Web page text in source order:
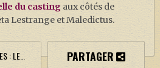
du castingaux côtés de
Lestrange et Maledictus.
LES ANIMAUX FANTASTIQUES : LES CRIMES DE GRINDELWALD PARTAGER